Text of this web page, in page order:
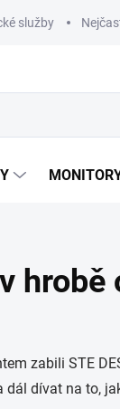
služby
hrobě
zabili STE
dál dívat na to,